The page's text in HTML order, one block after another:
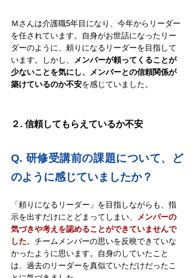
Ｍさんは介護職5年目になり、今年からリーダー
を任されています。自身がお世話になったリー
ダーのように、頼りになるリーダーを目指して
います。しかし、 メンバーが頼ってくることが
少ないことを気にし、メンバーとの信頼関係が
築けているのか不安を感じていました。
２. 信頼してもらえているか不安
Q. 研修受講前の課題について、ど
のように感じていましたか？
「頼りになるリーダー」を目指しながらも、指
示を出すだけにとどまってしまい、 メンバーの
気づきや考えを認めることができていませんで
した。チームメンバーの思いを反映できていな
かったように思います。自身のしていたこと
は、過去のリーダーを真似ていただけだったこ